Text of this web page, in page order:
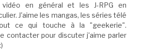
vidéo en général et les J-RPG en
J'aime les mangas, les séries télé
ce qui touche à la "geekerie".
contacter pour discuter j'aime parler